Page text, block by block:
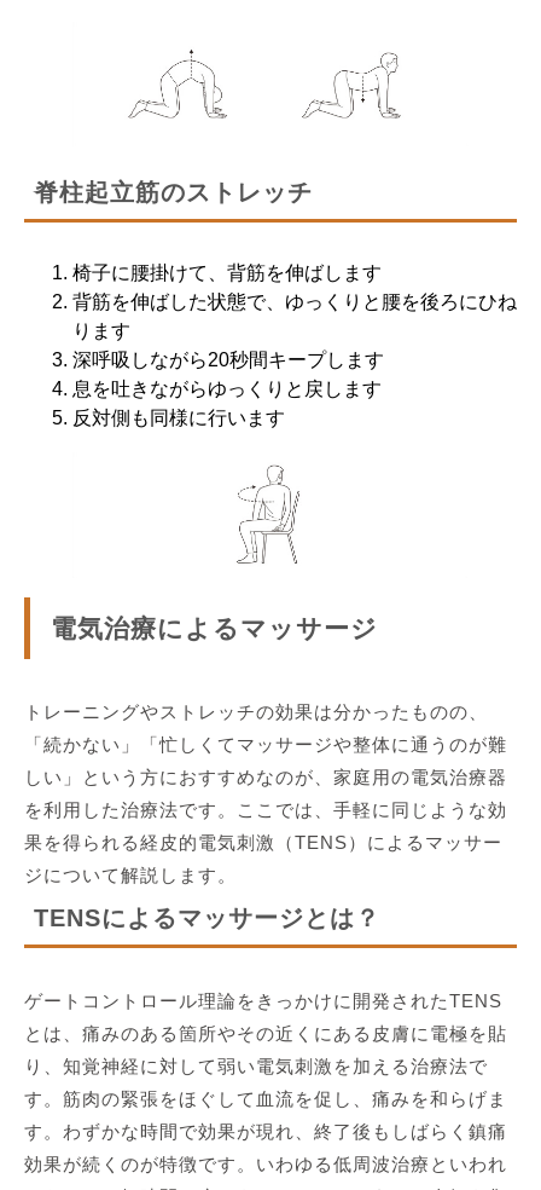
脊柱起立筋のストレッチ
椅子に腰掛けて、背筋を伸ばします
背筋を伸ばした状態で、ゆっくりと腰を後ろにひね
ります
深呼吸しながら20秒間キープします
息を吐きながらゆっくりと戻します
反対側も同様に行います
電気治療によるマッサージ
トレーニングやストレッチの効果は分かったものの、
「続かない」「忙しくてマッサージや整体に通うのが難
しい」という方におすすめなのが、家庭用の電気治療器
を利用した治療法です。ここでは、手軽に同じような効
果を得られる経皮的電気刺激（TENS）によるマッサー
ジについて解説します。
TENSによるマッサージとは？
ゲートコントロール理論をきっかけに開発されたTENS
とは、痛みのある箇所やその近くにある皮膚に電極を貼
り、知覚神経に対して弱い電気刺激を加える治療法で
す。筋肉の緊張をほぐして血流を促し、痛みを和らげま
す。わずかな時間で効果が現れ、終了後もしばらく鎮痛
効果が続くのが特徴です。いわゆる低周波治療といわれ